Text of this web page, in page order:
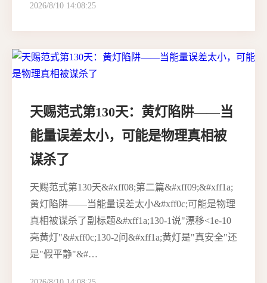
2026/8/10 14:08:25
天赐范式第130天：黄灯陷阱——当
能量误差太小，可能是物理真相被
谋杀了
天赐范式第130天&#xff08;第二篇&#xff09;&#xff1a;
黄灯陷阱——当能量误差太小&#xff0c;可能是物理
真相被谋杀了副标题&#xff1a;130-1说"漂移<1e-10
亮黄灯"&#xff0c;130-2问&#xff1a;黄灯是"真安全"还
是"假平静"&#…